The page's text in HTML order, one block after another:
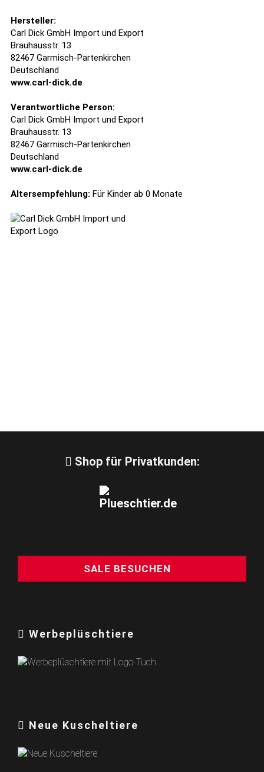
Hersteller:
Carl Dick GmbH Import und Export
Brauhausstr. 13
82467 Garmisch-Partenkirchen
Deutschland
www.carl-dick.de
Verantwortliche Person:
Carl Dick GmbH Import und Export
Brauhausstr. 13
82467 Garmisch-Partenkirchen
Deutschland
www.carl-dick.de
Altersempfehlung: Für Kinder ab 0 Monate
Shop für Privatkunden:
SALE BESUCHEN
Werbeplüschtiere
Neue Kuscheltiere